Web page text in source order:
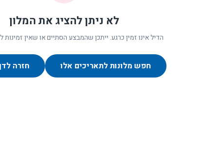
לא ניתן להציג את המלון
הדיל אינו זמין כרגע. ייתכן שהמבצע הסתיים או שאין זמינות
חפש מלונות לתאריכים אלו חזרה